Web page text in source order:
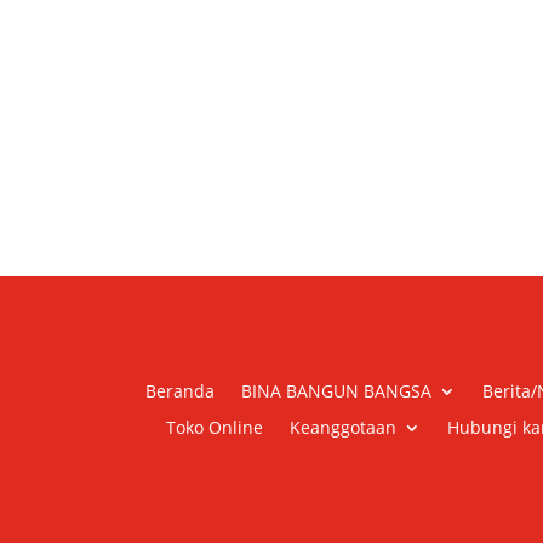
Beranda BINA BANGUN BANGSA
Berita/
Toko Online
Keanggotaan Hubungi